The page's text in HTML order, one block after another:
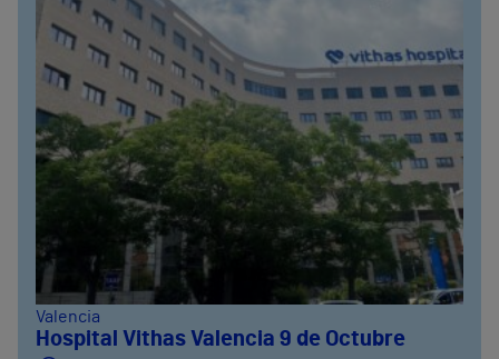
Valencia
Hospital Vithas Valencia 9 de Octubre